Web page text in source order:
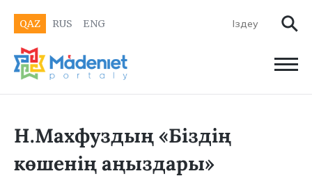
QAZ RUS ENG
Н.Махфуздың «Біздің
көшенің аңыздары»